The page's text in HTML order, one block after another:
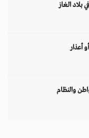
بلاد الغاز
أعذار
والنظام